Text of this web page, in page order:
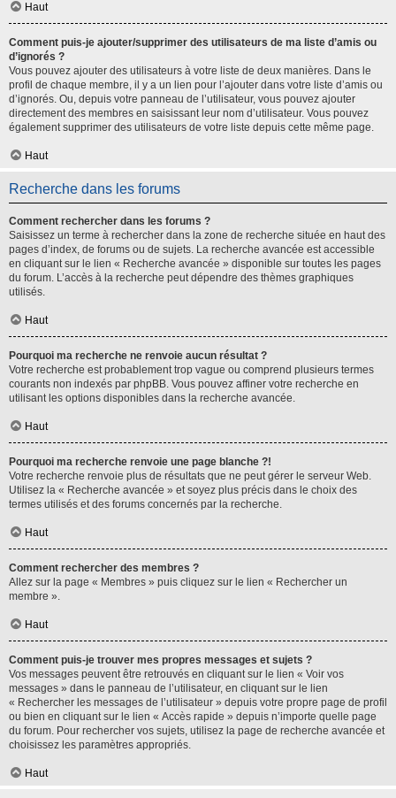
Haut
Comment puis-je ajouter/supprimer des utilisateurs de ma liste d’amis ou
d’ignorés ?
Vous pouvez ajouter des utilisateurs à votre liste de deux manières. Dans le
profil de chaque membre, il y a un lien pour l’ajouter dans votre liste d’amis ou
d’ignorés. Ou, depuis votre panneau de l’utilisateur, vous pouvez ajouter
directement des membres en saisissant leur nom d’utilisateur. Vous pouvez
également supprimer des utilisateurs de votre liste depuis cette même page.
Haut
Recherche dans les forums
Comment rechercher dans les forums ?
Saisissez un terme à rechercher dans la zone de recherche située en haut des
pages d’index, de forums ou de sujets. La recherche avancée est accessible
en cliquant sur le lien « Recherche avancée » disponible sur toutes les pages
du forum. L’accès à la recherche peut dépendre des thèmes graphiques
utilisés.
Haut
Pourquoi ma recherche ne renvoie aucun résultat ?
Votre recherche est probablement trop vague ou comprend plusieurs termes
courants non indexés par phpBB. Vous pouvez affiner votre recherche en
utilisant les options disponibles dans la recherche avancée.
Haut
Pourquoi ma recherche renvoie une page blanche ?!
Votre recherche renvoie plus de résultats que ne peut gérer le serveur Web.
Utilisez la « Recherche avancée » et soyez plus précis dans le choix des
termes utilisés et des forums concernés par la recherche.
Haut
Comment rechercher des membres ?
Allez sur la page « Membres » puis cliquez sur le lien « Rechercher un
membre ».
Haut
Comment puis-je trouver mes propres messages et sujets ?
Vos messages peuvent être retrouvés en cliquant sur le lien « Voir vos
messages » dans le panneau de l’utilisateur, en cliquant sur le lien
« Rechercher les messages de l’utilisateur » depuis votre propre page de profil
ou bien en cliquant sur le lien « Accès rapide » depuis n’importe quelle page
du forum. Pour rechercher vos sujets, utilisez la page de recherche avancée et
choisissez les paramètres appropriés.
Haut